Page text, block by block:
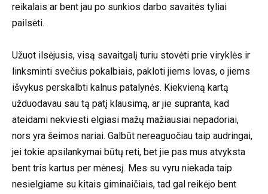
reikalais ar bent jau po sunkios darbo savaitės tyliai
pailsėti.
Užuot ilsėjusis, visą savaitgalį turiu stovėti prie viryklės ir
linksminti svečius pokalbiais, pakloti jiems lovas, o jiems
išvykus perskalbti kalnus patalynės. Kiekvieną kartą
užduodavau sau tą patį klausimą, ar jie supranta, kad
ateidami nekviesti elgiasi mažų mažiausiai nepadoriai,
nors yra šeimos nariai. Galbūt nereaguočiau taip audringai,
jei tokie apsilankymai būtų reti, bet jie pas mus atvyksta
bent tris kartus per mėnesį. Mes su vyru niekada taip
nesielgiame su kitais giminaičiais, tad gal reikėjo bent